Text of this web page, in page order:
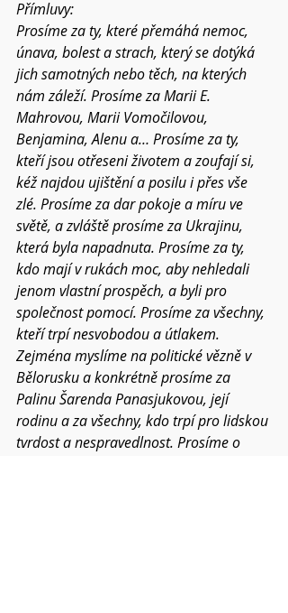
Přímluvy:
Prosíme za ty, které přemáhá nemoc,
únava, bolest a strach, který se dotýká
jich samotných nebo těch, na kterých
nám záleží. Prosíme za Marii E.
Mahrovou, Marii Vomočilovou,
Benjamina, Alenu a… Prosíme za ty,
kteří jsou otřeseni životem a zoufají si,
kéž najdou ujištění a posilu i přes vše
zlé. Prosíme za dar pokoje a míru ve
světě, a zvláště prosíme za Ukrajinu,
která byla napadnuta. Prosíme za ty,
kdo mají v rukách moc, aby nehledali
jenom vlastní prospěch, a byli pro
společnost pomocí. Prosíme za všechny,
kteří trpí nesvobodou a útlakem.
Zejména myslíme na politické vězně v
Bělorusku a konkrétně prosíme za
Palinu Šarenda Panasjukovou, její
rodinu a za všechny, kdo trpí pro lidskou
tvrdost a nespravedlnost. Prosíme o